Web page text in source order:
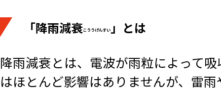
「降雨減衰こううげんすい 」とは
降雨減衰とは、電波が雨粒によって
はほとんど影響はありませんが、雷